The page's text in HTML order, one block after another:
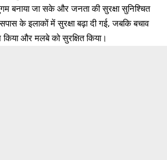
बनाया जा सके और जनता की सुरक्षा सुनिश्चित
के इलाकों में सुरक्षा बढ़ा दी गई, जबकि बचाव
और मलबे को सुरक्षित किया।